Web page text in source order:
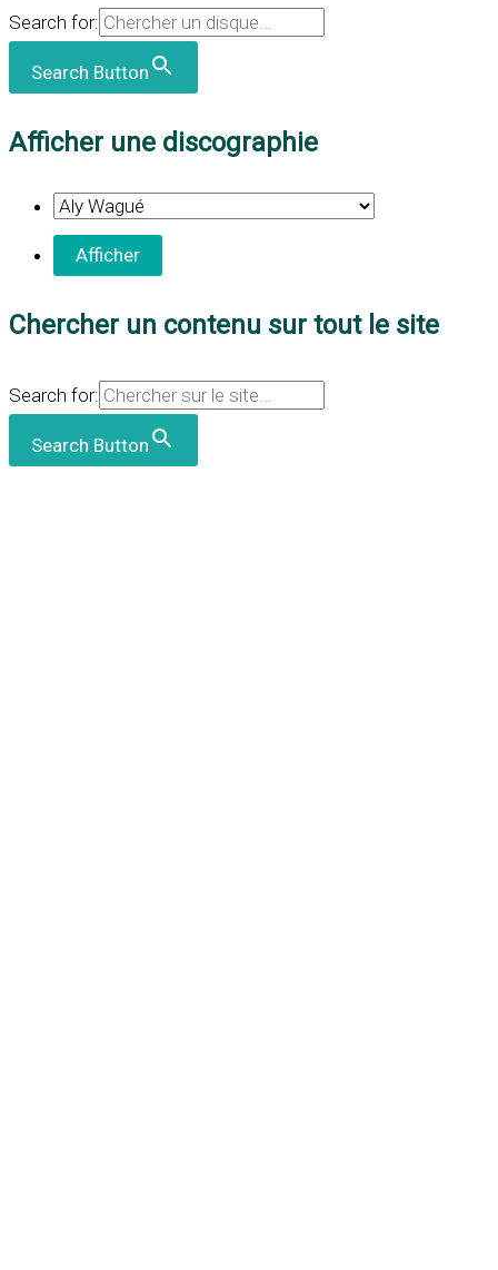
Search for:
Search Button
Afficher une discographie
Chercher un contenu sur tout le site
Search for:
Search Button